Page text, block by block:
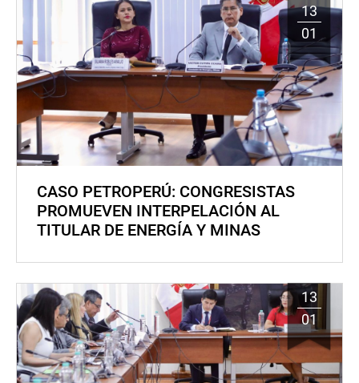
13
01
CASO PETROPERÚ: CONGRESISTAS
PROMUEVEN INTERPELACIÓN AL
TITULAR DE ENERGÍA Y MINAS
13
01